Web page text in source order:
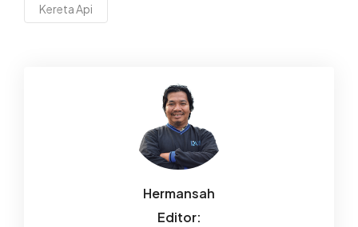
Kereta Api
Hermansah
Editor: